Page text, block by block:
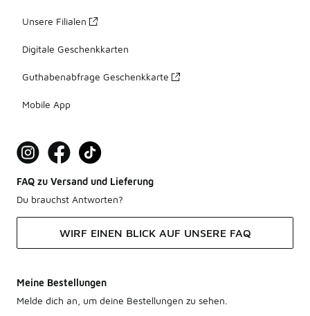
Unsere Filialen
Digitale Geschenkkarten
Guthabenabfrage Geschenkkarte
Mobile App
FAQ zu Versand und Lieferung
Du brauchst Antworten?
WIRF EINEN BLICK AUF UNSERE FAQ
Meine Bestellungen
Melde dich an, um deine Bestellungen zu sehen.